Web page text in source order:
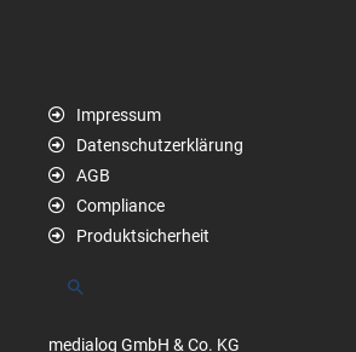
Impressum
Datenschutzerklärung
AGB
Compliance
Produktsicherheit
Suchen
medialog GmbH & Co. KG